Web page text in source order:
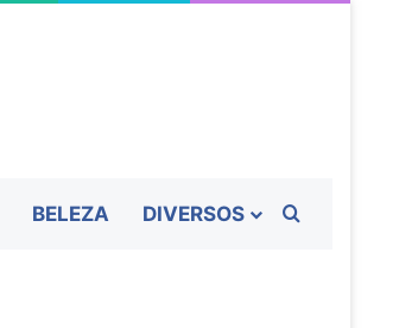
BELEZA DIVERSOS